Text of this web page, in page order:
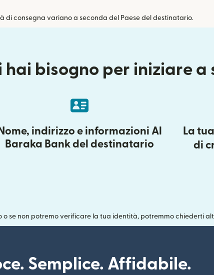
di consegna variano a seconda del Paese del destinatario.
hai bisogno per iniziare a
Nome, indirizzo e informazioni Al
Baraka Bank del destinatario
La
di
o se non potremo verificare la tua identità, potremmo chiederti
Semplice. Affidabile.